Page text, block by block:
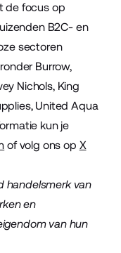
de focus op
B2C- en
sectoren
Burrow,
Nichols, King
United Aqua
kun je
of volg ons op X
handelsmerk van
en
van hun